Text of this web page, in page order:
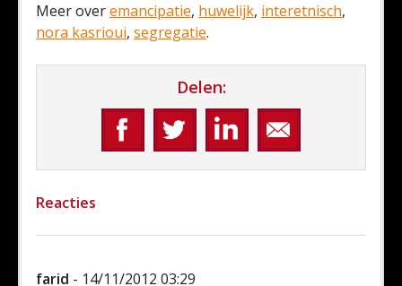
Meer overemancipatie, huwelijk, interetnisch,
nora kasrioui, segregatie.
Delen:
Reacties
farid - 14/11/2012 03:29